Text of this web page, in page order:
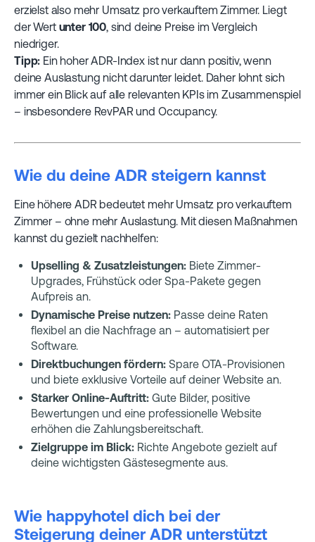
erzielst also mehr Umsatz pro verkauftem Zimmer. Liegt
der Wert unter 100, sind deine Preise im Vergleich
niedriger.
Tipp: Ein hoher ADR-Index ist nur dann positiv, wenn
deine Auslastung nicht darunter leidet. Daher lohnt sich
immer ein Blick auf alle relevanten KPIs im Zusammenspiel
– insbesondere RevPAR und Occupancy.
Wie du deine ADR steigern kannst
Eine höhere ADR bedeutet mehr Umsatz pro verkauftem
Zimmer – ohne mehr Auslastung. Mit diesen Maßnahmen
kannst du gezielt nachhelfen:
Upselling & Zusatzleistungen: Biete Zimmer-
Upgrades, Frühstück oder Spa-Pakete gegen
Aufpreis an.
Dynamische Preise nutzen: Passe deine Raten
flexibel an die Nachfrage an – automatisiert per
Software.
Direktbuchungen fördern: Spare OTA-Provisionen
und biete exklusive Vorteile auf deiner Website an.
Starker Online-Auftritt: Gute Bilder, positive
Bewertungen und eine professionelle Website
erhöhen die Zahlungsbereitschaft.
Zielgruppe im Blick: Richte Angebote gezielt auf
deine wichtigsten Gästesegmente aus.
Wie happyhotel dich bei der
Steigerung deiner ADR unterstützt